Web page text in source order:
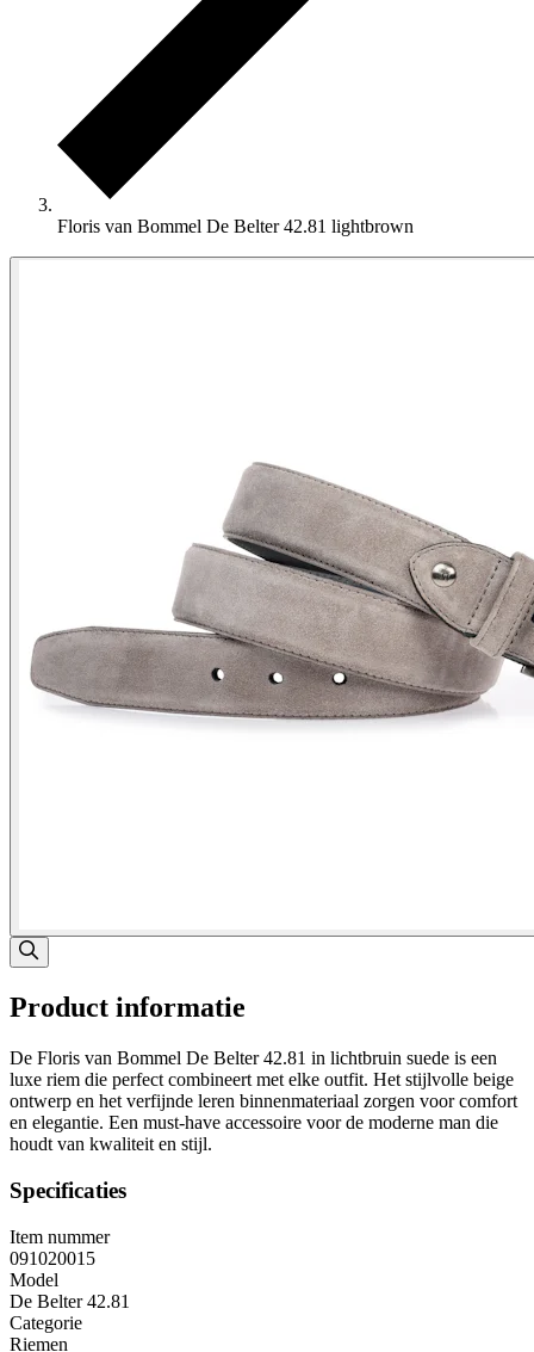
Floris van Bommel De Belter 42.81 lightbrown
Product informatie
De Floris van Bommel De Belter 42.81 in lichtbruin suede is een
luxe riem die perfect combineert met elke outfit. Het stijlvolle beige
ontwerp en het verfijnde leren binnenmateriaal zorgen voor comfort
en elegantie. Een must-have accessoire voor de moderne man die
houdt van kwaliteit en stijl.
Specificaties
Item nummer
091020015
Model
De Belter 42.81
Categorie
Riemen